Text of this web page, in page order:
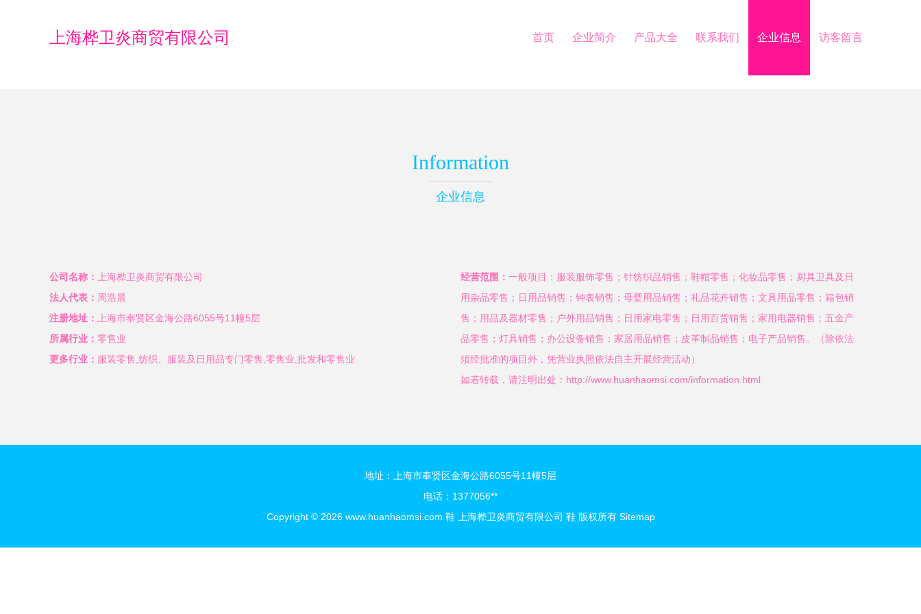
上海桦卫炎商贸有限公司 首页 企业简介 产品大全 联系我们 企业信息 访客留言
Information
企业信息
公司名称：
上海桦卫炎商贸有限公司
法人代表： 周浩晨
注册地址：
上海市奉贤区金海公路6055号11幢5层
所属行业： 零售业
更多行业： 服装零售,纺织、服装及日用品专门零售,零售业,批发和零售业
经营范围： 一般项目：服装服饰零售；针纺织品销售；鞋帽零售；化妆品零售；厨具卫具及日
用杂品零售；日用品销售；钟表销售；母婴用品销售；礼品花卉销售；文具用品零售；箱包销
售；用品及器材零售；户外用品销售；日用家电零售；日用百货销售；家用电器销售；五金产
品零售；灯具销售；办公设备销售；家居用品销售；皮革制品销售；电子产品销售。（除依法
须经批准的项目外，凭营业执照依法自主开展经营活动）
如若转载，请注明出处：http://www.huanhaomsi.com/information.html
地址：上海市奉贤区金海公路6055号11幢5层
电话：1377056**
Copyright © 2026 www.huanhaomsi.com 鞋 上海桦卫炎商贸有限公司 鞋版权所有 Sitemap